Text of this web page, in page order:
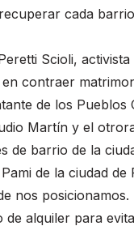
cada
Scioli,
contraer
de los Pueblos
Martín y el
de barrio de la
de la ciudad de
nos
alquiler para